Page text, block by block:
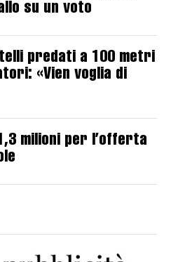
su un voto
predati a 100 metri
«Vien voglia di
milioni per l’offerta